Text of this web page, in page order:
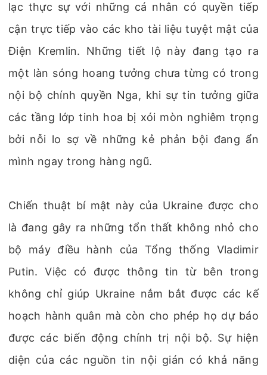
lạc thực sự với những cá nhân có quyền tiếp
cận trực tiếp vào các kho tài liệu tuyệt mật của
Điện Kremlin. Những tiết lộ này đang tạo ra
một làn sóng hoang tưởng chưa từng có trong
nội bộ chính quyền Nga, khi sự tin tưởng giữa
các tầng lớp tinh hoa bị xói mòn nghiêm trọng
bởi nỗi lo sợ về những kẻ phản bội đang ẩn
mình ngay trong hàng ngũ.
Chiến thuật bí mật này của Ukraine được cho
là đang gây ra những tổn thất không nhỏ cho
bộ máy điều hành của Tổng thống Vladimir
Putin. Việc có được thông tin từ bên trong
không chỉ giúp Ukraine nắm bắt được các kế
hoạch hành quân mà còn cho phép họ dự báo
được các biến động chính trị nội bộ. Sự hiện
diện của các nguồn tin nội gián có khả năng